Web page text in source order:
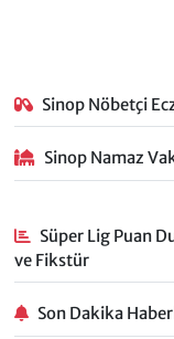
Sinop Nöbetçi
Sinop Namaz
Süper Lig Puan
ve Fikstür
Son Dakika